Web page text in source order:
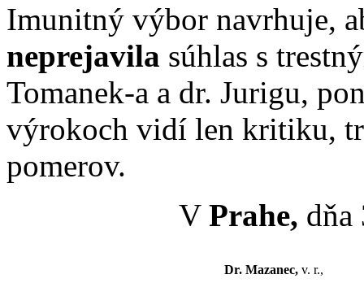
Imunitný výbor navrhuje,
neprejavila súhlas s
Tomanek-a a dr. Jurigu,
výrokoch vidí len kritiku,
pomerov.
V Prahe, dňa
Dr. Mazanec, v. r.,